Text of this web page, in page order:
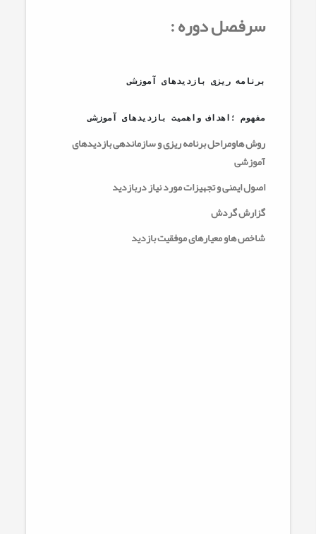
سرفصل دوره :
برنامه ریزی بازدیدهای آموزشی
مفهوم ؛اهداف واهمیت بازدیدهای آموزشی
روش هاومراحل برنامه ریزی و سازماندهی بازدیدهای
آموزشی
اصول ایمنی و تجهیزات مورد نیاز دربازدید
گزارش گردش
شاخص هاو معیارهای موفقیت بازدید